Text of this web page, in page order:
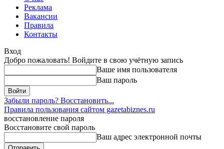
Реклама
Вакансии
Правила
Контакты
Вход
Добро пожаловать! Войдите в свою учётную запись
Ваше имя пользователя
Ваш пароль
Забыли пароль? Восстановить...
Правила пользования сайтом gazetabiznes.ru
восстановление пароля
Восстановите свой пароль
Ваш адрес электронной почты